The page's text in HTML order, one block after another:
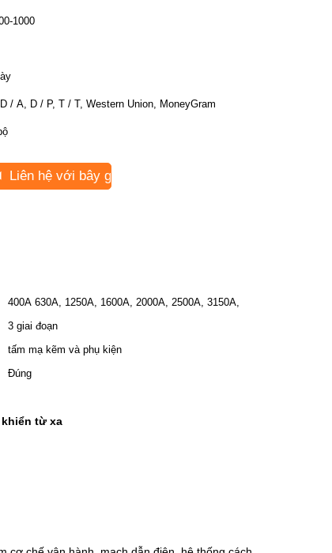
1000
/ A, D / P, T / T, Western Union, MoneyGram
Liên hệ với bây giờ
400A 630A, 1250A, 1600A, 2000A, 2500A, 3150A,
3 giai đoạn
tấm mạ kẽm và phụ kiện
Đúng
từ xa